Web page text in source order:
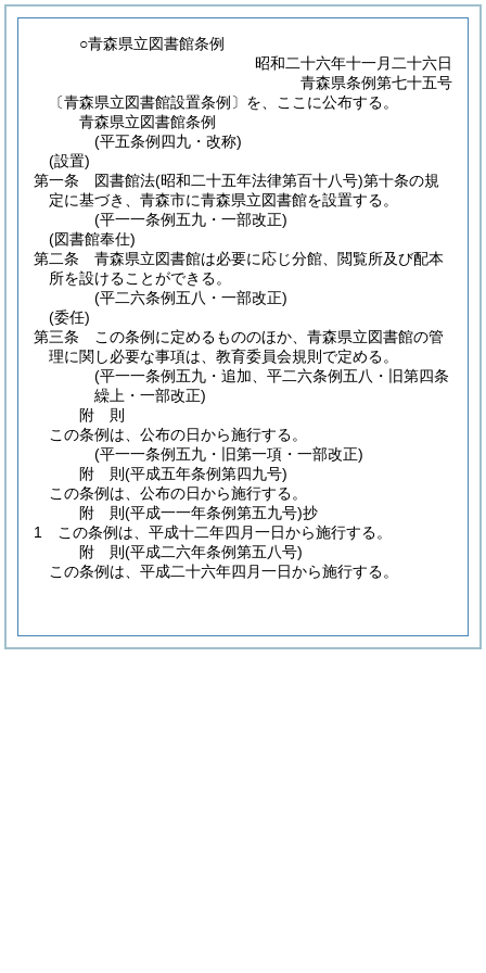
○青森県立図書館条例
昭和二十六年十一月二十六日
青森県条例第七十五号
〔青森県立図書館設置条例〕を、ここに公布する。
青森県立図書館条例
(平五条例四九・改称)
(設置)
第一条
図書館法(昭和二十五年法律第百十八号)第十条の規
定に基づき、青森市に青森県立図書館を設置する。
(平一一条例五九・一部改正)
(図書館奉仕)
第二条
青森県立図書館は必要に応じ分館、閲覧所及び配本
所を設けることができる。
(平二六条例五八・一部改正)
(委任)
第三条
この条例に定めるもののほか、青森県立図書館の管
理に関し必要な事項は、教育委員会規則で定める。
(平一一条例五九・追加、平二六条例五八・旧第四条
繰上・一部改正)
附 則
この条例は、公布の日から施行する。
(平一一条例五九・旧第一項・一部改正)
附 則(平成五年条例第四九号)
この条例は、公布の日から施行する。
附 則(平成一一年条例第五九号)抄
1
この条例は、平成十二年四月一日から施行する。
附 則(平成二六年条例第五八号)
この条例は、平成二十六年四月一日から施行する。